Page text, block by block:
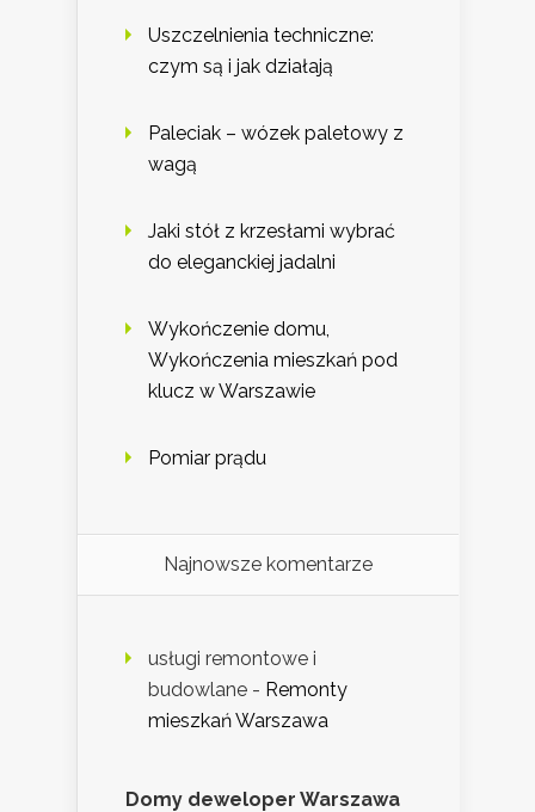
Uszczelnienia techniczne:
czym są i jak działają
Paleciak – wózek paletowy z
wagą
Jaki stół z krzesłami wybrać
do eleganckiej jadalni
Wykończenie domu,
Wykończenia mieszkań pod
klucz w Warszawie
Pomiar prądu
Najnowsze komentarze
usługi remontowe i
budowlane - Remonty
mieszkań Warszawa
Domy deweloper Warszawa